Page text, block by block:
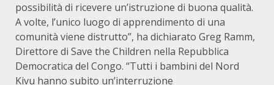
possibilità di ricevere un’istruzione di buona qualità.
A volte, l’unico luogo di apprendimento di una
comunità viene distrutto”, ha dichiarato Greg Ramm,
Direttore di Save the Children nella Repubblica
Democratica del Congo. “Tutti i bambini del Nord
Kivu hanno subito un’interruzione